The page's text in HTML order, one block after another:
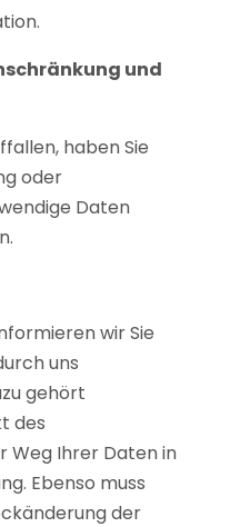
und
haben Sie
oder
Daten
wir Sie
uns
gehört
des
Weg Ihrer Daten in
Ebenso muss
der